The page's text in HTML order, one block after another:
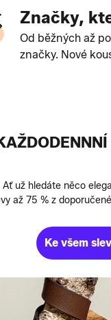
Značky,
Od běžných až
značky. Nové
už hledáte něco
až 75 % z
Ke všem